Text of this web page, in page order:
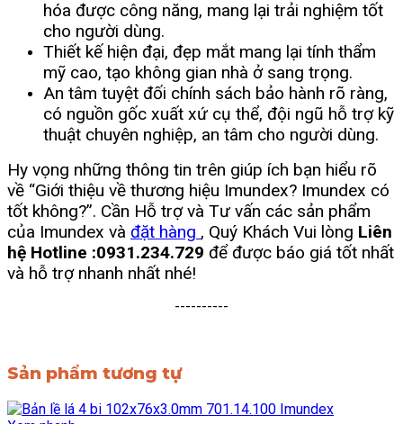
hóa được công năng, mang lại trải nghiệm tốt
cho người dùng.
Thiết kế hiện đại, đẹp mắt mang lại tính thẩm
mỹ cao, tạo không gian nhà ở sang trọng.
An tâm tuyệt đối chính sách bảo hành rõ ràng,
có nguồn gốc xuất xứ cụ thể, đội ngũ hỗ trợ kỹ
thuật chuyên nghiệp, an tâm cho người dùng.
Hy vọng những thông tin trên giúp ích bạn hiểu rõ
về “Giới thiệu về thương hiệu Imundex? Imundex có
tốt không?”. Cần Hỗ trợ và Tư vấn các sản phẩm
của Imundex và đặt hàng , Quý Khách Vui lòng Liên
hệ Hotline :0931.234.729 để được báo giá tốt nhất
và hỗ trợ nhanh nhất nhé!
----------
Sản phẩm tương tự